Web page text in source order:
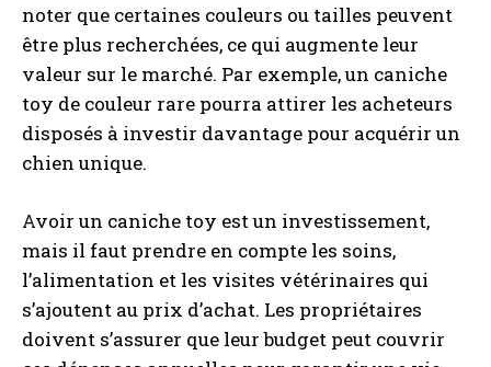
noter que certaines couleurs ou tailles peuvent
être plus recherchées, ce qui augmente leur
valeur sur le marché. Par exemple, un caniche
toy de couleur rare pourra attirer les acheteurs
disposés à investir davantage pour acquérir un
chien unique.
Avoir un caniche toy est un investissement,
mais il faut prendre en compte les soins,
l’alimentation et les visites vétérinaires qui
s’ajoutent au prix d’achat. Les propriétaires
doivent s’assurer que leur budget peut couvrir